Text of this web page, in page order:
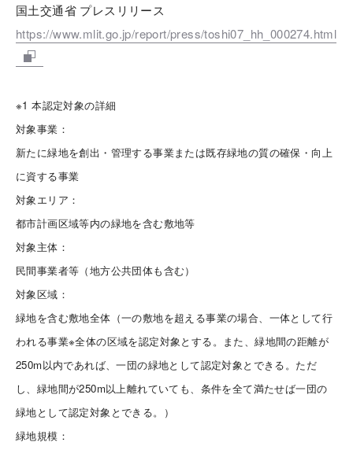
国土交通省 プレスリリース
https://www.mlit.go.jp/report/press/toshi07_hh_000274.html
※1 本認定対象の詳細
対象事業：
新たに緑地を創出・管理する事業または既存緑地の質の確保・向上
に資する事業
対象エリア：
都市計画区域等内の緑地を含む敷地等
対象主体：
民間事業者等（地方公共団体も含む）
対象区域：
緑地を含む敷地全体（一の敷地を超える事業の場合、一体として行
われる事業※全体の区域を認定対象とする。また、緑地間の距離が
250m以内であれば、一団の緑地として認定対象とできる。ただ
し、緑地間が250m以上離れていても、条件を全て満たせば一団の
緑地として認定対象とできる。）
緑地規模：